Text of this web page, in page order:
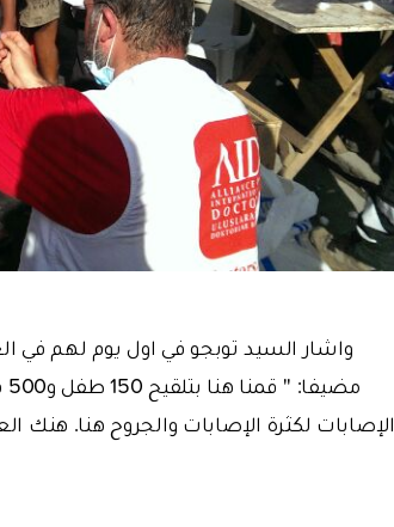
واشار السيد توبجو في اول يوم لهم في
الإصابات لكثرة الإصابات والجروح هنا. هنك